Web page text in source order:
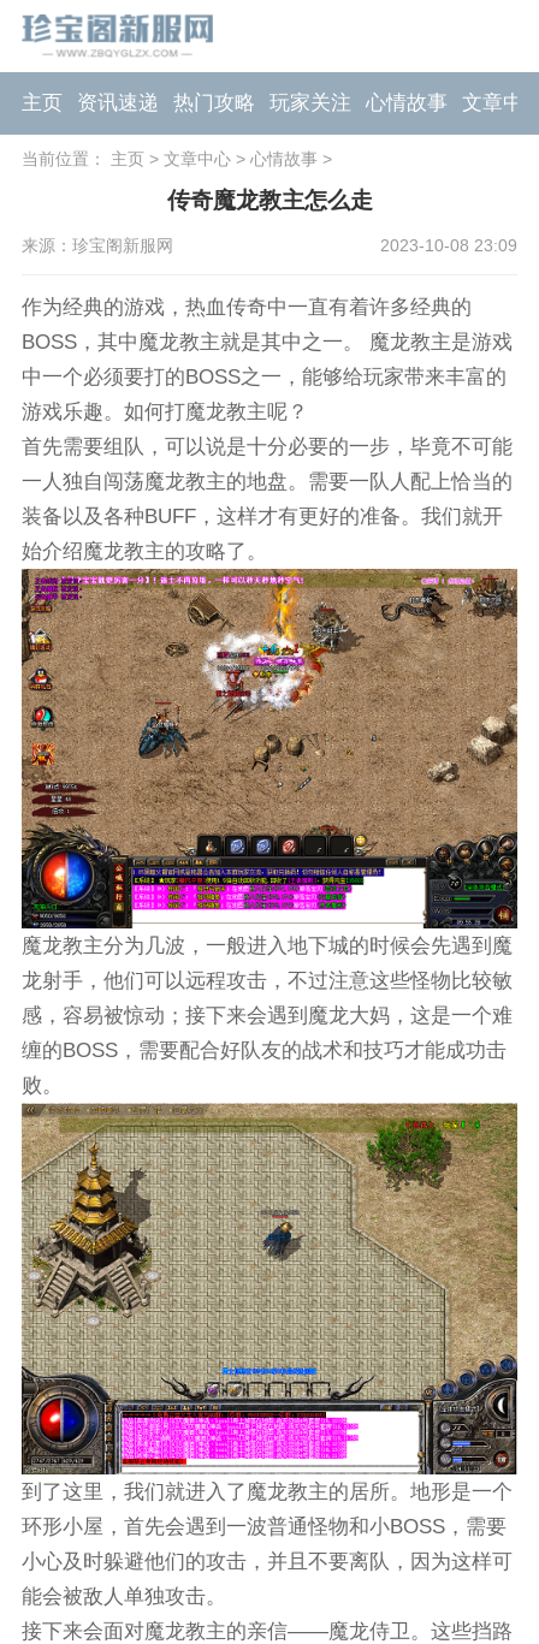
主页 资讯速递 热门攻略 玩家关注 心情故事 文章中
当前位置： 主页> 文章中心> 心情故事>
传奇魔龙教主怎么走
来源：珍宝阁新服网 2023-10-08 23:09
作为经典的游戏，热血传奇中一直有着许多经典的
BOSS，其中魔龙教主就是其中之一。 魔龙教主是游戏
中一个必须要打的BOSS之一，能够给玩家带来丰富的
游戏乐趣。如何打魔龙教主呢？
首先需要组队，可以说是十分必要的一步，毕竟不可能
一人独自闯荡魔龙教主的地盘。需要一队人配上恰当的
装备以及各种BUFF，这样才有更好的准备。我们就开
始介绍魔龙教主的攻略了。
魔龙教主分为几波，一般进入地下城的时候会先遇到魔
龙射手，他们可以远程攻击，不过注意这些怪物比较敏
感，容易被惊动；接下来会遇到魔龙大妈，这是一个难
缠的BOSS，需要配合好队友的战术和技巧才能成功击
败。
到了这里，我们就进入了魔龙教主的居所。地形是一个
环形小屋，首先会遇到一波普通怪物和小BOSS，需要
小心及时躲避他们的攻击，并且不要离队，因为这样可
能会被敌人单独攻击。
接下来会面对魔龙教主的亲信——魔龙侍卫。这些挡路